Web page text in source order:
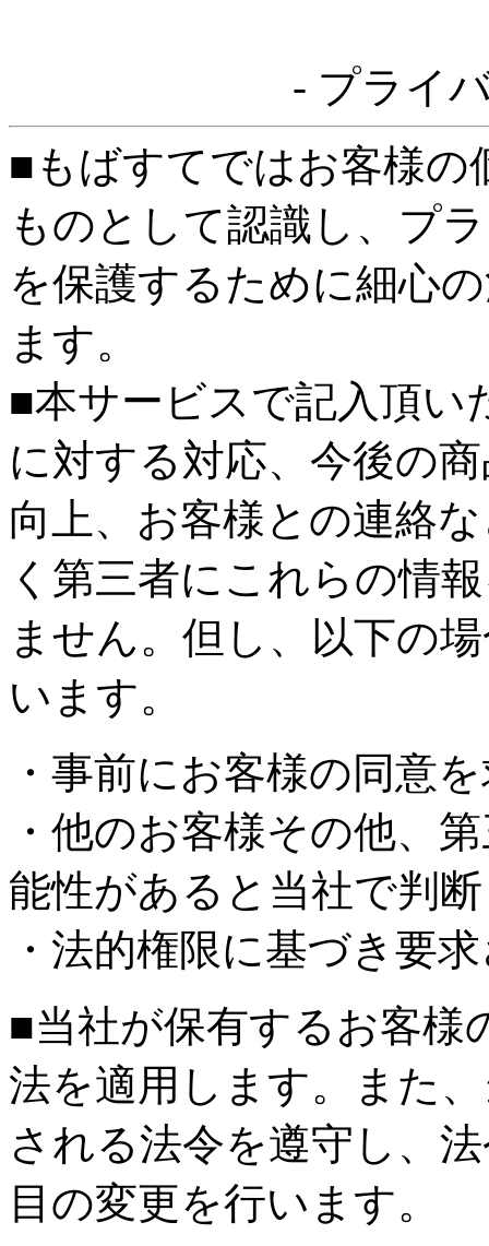
- プライ
■もばすてではお客様の
ものとして認識し、プ
を保護するために細心
ます。
■本サービスで記入頂い
に対する対応、今後の
向上、お客様との連絡
く第三者にこれらの情
ません。但し、以下の
います。
・事前にお客様の同意
・他のお客様その他、
能性があると当社で判
・法的権限に基づき要
■当社が保有するお客様
法を適用します。また
される法令を遵守し、
目の変更を行います。